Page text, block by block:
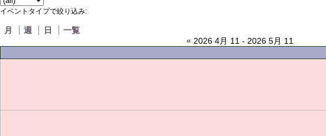
イベントタイプで絞り込み:
月 週 日
一覧
« 2026 4月 11 - 2026 5月 11